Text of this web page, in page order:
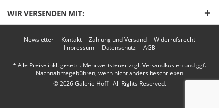
WIR VERSENDEN MIT:
Newsletter Kontakt Zahlung und Versand
Widerrufsrecht
Impressum
Datenschutz AGB
* Alle Preise inkl. gesetzl. Mehrwertsteuer zzgl.Versandkosten und ggf.
Nachnahmegebühren, wenn nicht anders beschrieben
© 2026 Galerie Hoff - All Rights Reserved.